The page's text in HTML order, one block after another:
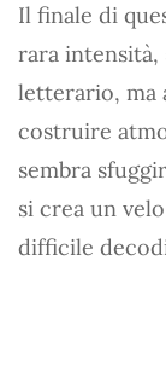
Il finale di
rara intensità,
letterario, ma
costruire
sembra
si crea un
difficile